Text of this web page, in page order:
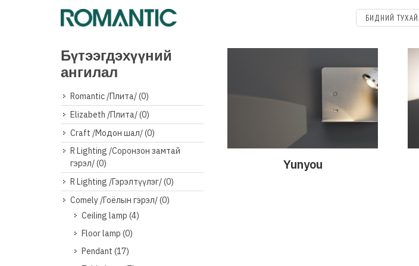
БИДНИЙ ТУХАЙ
ДэлгэрэнгүйYunyou
Бүтээгдэхүүний
ангилал
Romantic /Плита/(0)
Elizabeth /Плита/(0)
Craft /Модон шал/(0)
R Lighting /Соронзон замтай
гэрэл/(0)
R Lighting /Гэрэлтүүлэг/(0)
Comely /Гоёлын гэрэл/(0)
Ceiling lamp (4)
Floor lamp (0)
Pendant (17)